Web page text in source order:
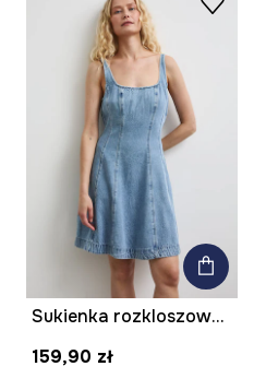
Sukienka rozkloszowana jeansowa
159,90 zł